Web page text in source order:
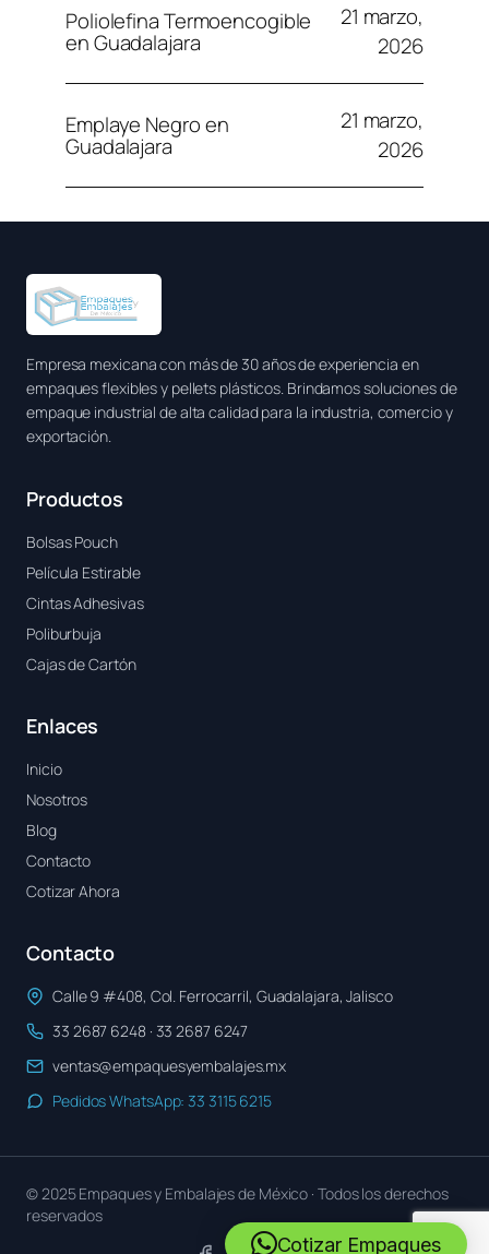
Poliolefina Termoencogible
en Guadalajara
21 marzo,
2026
Emplaye Negro en
Guadalajara
21 marzo,
2026
Empresa mexicana con más de 30 años de experiencia en
empaques flexibles y pellets plásticos. Brindamos soluciones de
empaque industrial de alta calidad para la industria, comercio y
exportación.
Productos
Bolsas Pouch
Película Estirable
Cintas Adhesivas
Poliburbuja
Cajas de Cartón
Enlaces
Inicio
Nosotros
Blog
Contacto
Cotizar Ahora
Contacto
Calle 9 #408, Col. Ferrocarril, Guadalajara, Jalisco
33 2687 6248 · 33 2687 6247
ventas@empaquesyembalajes.mx
Pedidos WhatsApp: 33 3115 6215
© 2025 Empaques y Embalajes de México · Todos los derechos
reservados
Cotizar Empaques